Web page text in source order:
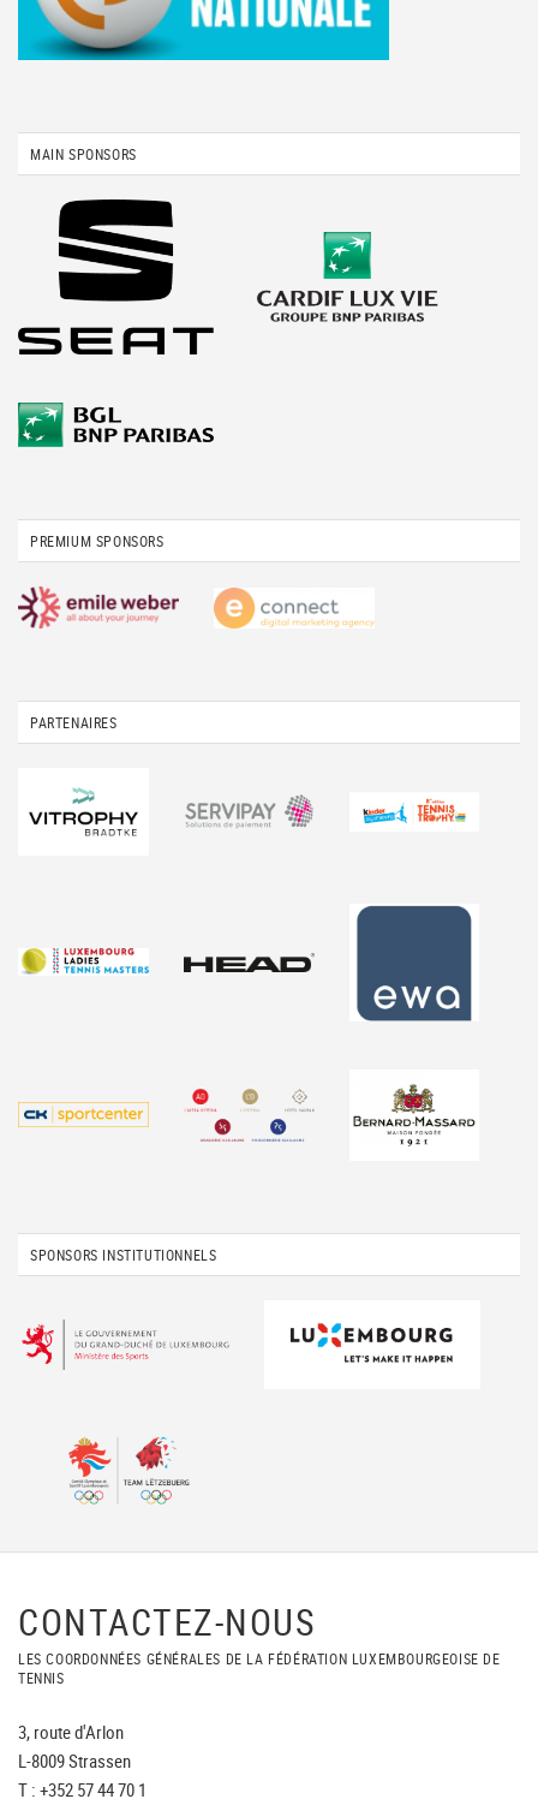
MAIN SPONSORS
PREMIUM SPONSORS
PARTENAIRES
SPONSORS INSTITUTIONNELS
CONTACTEZ-NOUS
LES COORDONNÉES GÉNÉRALES DE LA FÉDÉRATION LUXEMBOURGEOISE DE
TENNIS
3, route d'Arlon
L-8009 Strassen
T : +352 57 44 70 1